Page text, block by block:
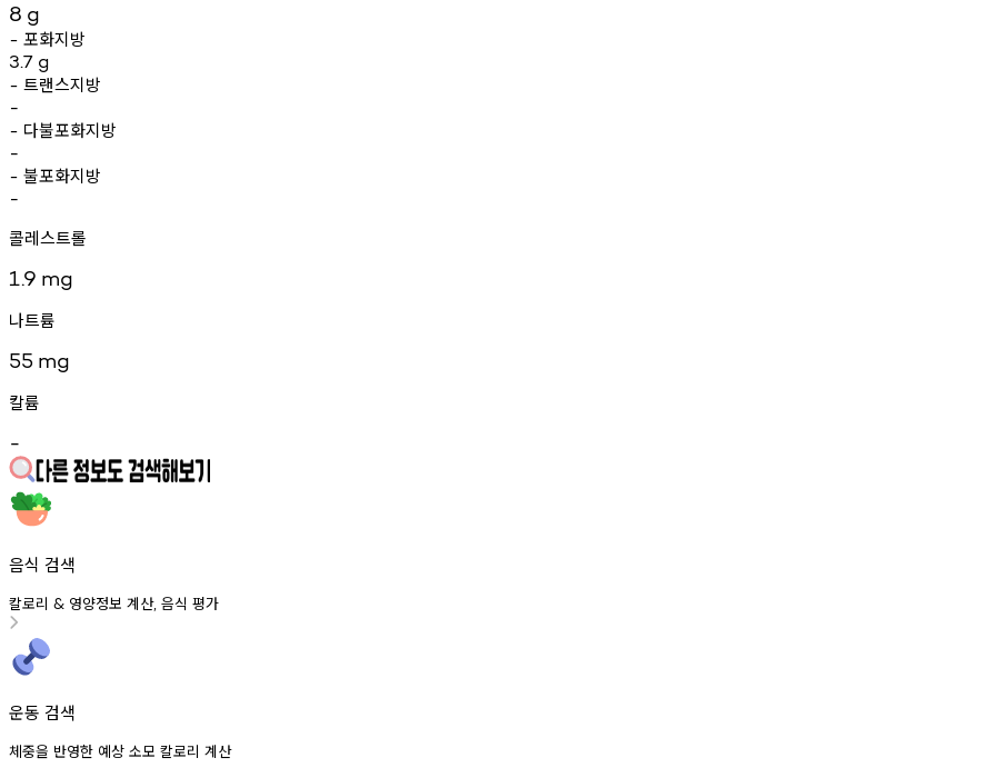
8 g
- 포화지방
3.7 g
- 트랜스지방
-
- 다불포화지방
-
- 불포화지방
-
콜레스트롤
1.9 mg
나트륨
55 mg
칼륨
-
음식 검색
칼로리 & 영양정보 계산, 음식 평가
운동 검색
체중을 반영한 예상 소모 칼로리 계산